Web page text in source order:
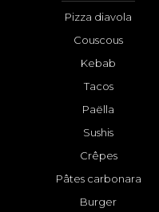
Pizza diavola
Couscous
Kebab
Tacos
Paëlla
Sushis
Crêpes
Pâtes carbonara
Burger